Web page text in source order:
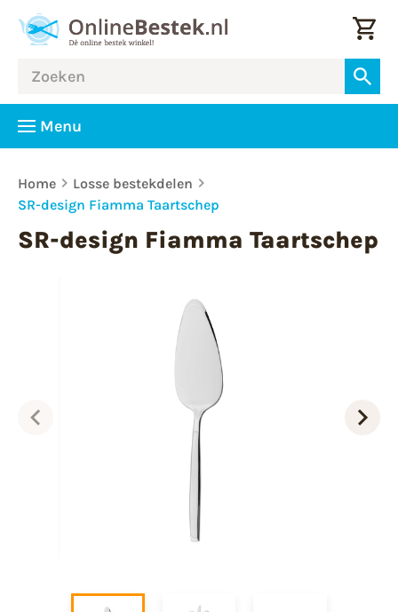
Menu
Home
Losse bestekdelen
SR-design Fiamma Taartschep
SR-design Fiamma Taartschep